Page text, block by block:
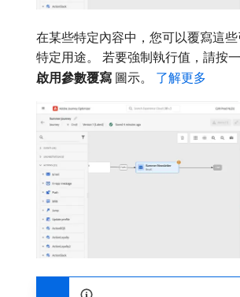
在某些特定內容中，您可以覆寫這
特定用途。 若要強制執行值，請按
啟用參數覆寫 ​圖示。 了解更多